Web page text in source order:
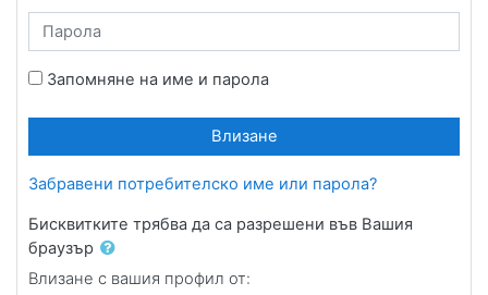
Парола
Запомняне на име и парола
Влизане
Забравени потребителско име или парола?
Бисквитките трябва да са разрешени във Вашия
браузър
Влизане с вашия профил от: